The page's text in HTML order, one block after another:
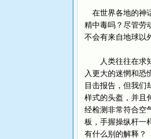
在世界各地的神
精中毒吗？尽管劳
不会有来自地球以
人类往往在求知
入更大的迷惘和恐
目击报告，但我们
样式的头盔，并且
经检测非常符合空
板，手握操纵杆一
有什么别的解释？